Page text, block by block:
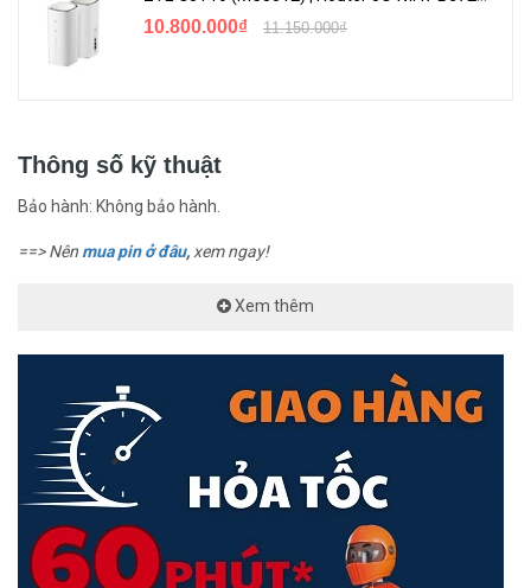
10.800.000₫ 11.150.000₫
Thông số kỹ thuật
Bảo hành: Không bảo hành.
==> Nên mua pin ở đâu, xem ngay!
Xem thêm